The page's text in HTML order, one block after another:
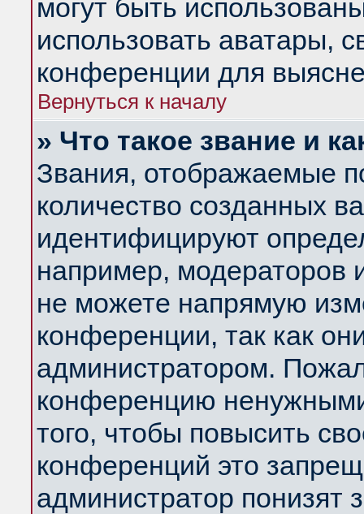
могут быть
использовать аватары,
конференции для
Вернуться к началу
» Что такое звание и
Звания, отображаемые
количество созданных
идентифицируют
например, модераторов
не можете напрямую
конференции, так как
администратором.
конференцию
того, чтобы повысить
конференций это
администратор понизят